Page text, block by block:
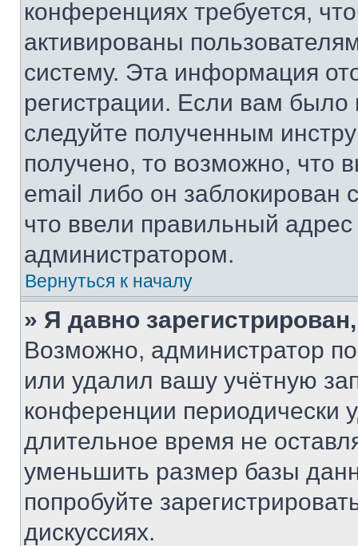
конференциях требуется,
активированы
систему. Эта информация
регистрации. Если вам
следуйте полученным
получено, то возможно, что
email либо он
что ввели правильный адрес
администратором.
Вернуться к началу
» Я давно
Возможно, администратор
или удалил вашу учётную
конференции периодически
длительное время не
уменьшить размер базы
попробуйте
дискуссиях.